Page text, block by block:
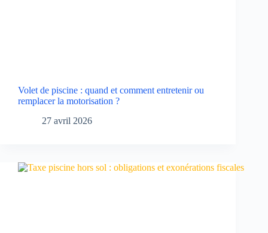
Volet de piscine : quand et comment entretenir ou
remplacer la motorisation ?
27 avril 2026